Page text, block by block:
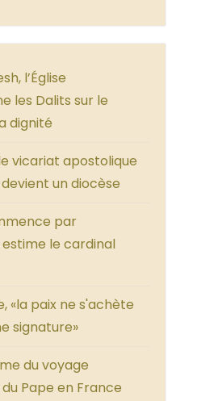
l’Église
les Dalits sur le
dignité
vicariat apostolique
un diocèse
par
estime le cardinal
«la paix ne s'achète
signature»
du voyage
Pape en France